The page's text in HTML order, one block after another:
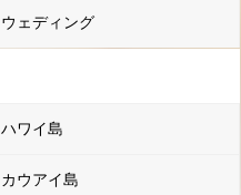
ウェディング
ハワイ島
カウアイ島